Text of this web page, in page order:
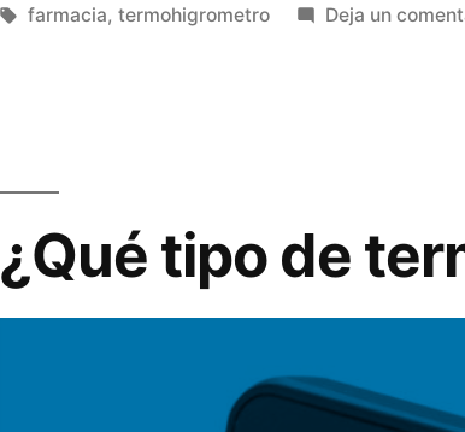
para
en
Etiquetas:
farmacia,termohigrometro Deja un
¿Qué tipo de